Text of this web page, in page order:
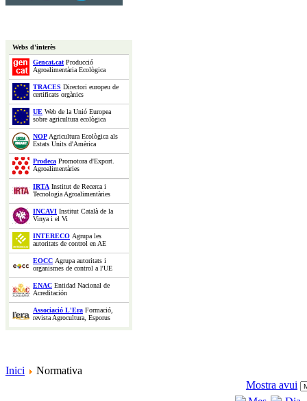
Webs d'interès
Gencat.catProducció
Agroalimentària Ecològica
TRACES Directori europeu de
certificats orgànics
UE Web de la Unió Europea
sobre agricultura ecològica
NOPAgricultura Ecològica als
Estats Units d'Amèrica
Prodeca Promotora d'Export.
Agroalimentàries
IRTA Institut de Recerca i
Tecnologia Agroalimentàries
INCAVI Institut Català de la
Vinya i el Vi
INTERECO Agrupa les
autoritats de control en AE
EOCC Agrupa autoritats i
organismes de control a l'UE
ENAC Entidad Nacional de
Acreditación
Associació L'Era Formació,
revista Agrocultura, Esporus
Inici
Normativa
Mostra avui